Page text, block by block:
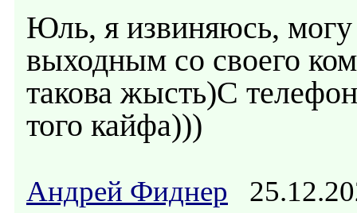
Юль, я извиняюсь, могу
выходным со своего
такова жысть)С
того кайфа)))
Андрей Фиднер